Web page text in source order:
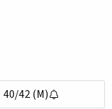
40/42 (M)